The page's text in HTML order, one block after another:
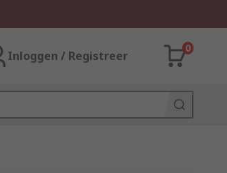
Inloggen / Registreer
0